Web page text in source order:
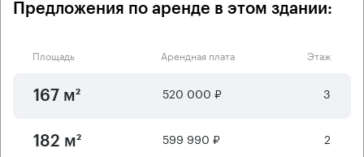
Предложения по аренде в этом здании:
Площадь Арендная плата Этаж
167 м² 520 000 ₽ 3
182 м² 599 990 ₽ 2